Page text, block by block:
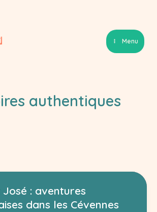
Menu
authentiques
: aventures
dans les Cévennes